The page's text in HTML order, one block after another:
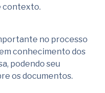
contexto.
no processo
conhecimento dos
podendo seu
os documentos.